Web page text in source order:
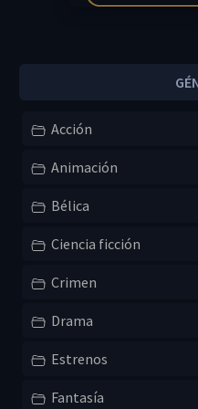
Acción
Animación
Bélica
Ciencia ficción
Crimen
Drama
Estrenos
Fantasía